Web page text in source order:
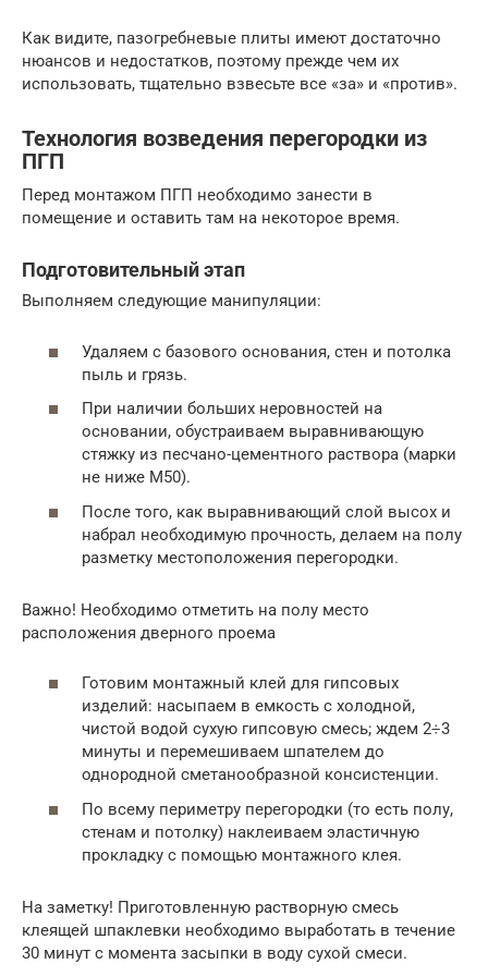
Как видите, пазогребневые плиты имеют достаточно
нюансов и недостатков, поэтому прежде чем их
использовать, тщательно взвесьте все «за» и «против».
Технология возведения перегородки из
ПГП
Перед монтажом ПГП необходимо занести в
помещение и оставить там на некоторое время.
Подготовительный этап
Выполняем следующие манипуляции:
Удаляем с базового основания, стен и потолка
пыль и грязь.
При наличии больших неровностей на
основании, обустраиваем выравнивающую
стяжку из песчано-цементного раствора (марки
не ниже М50).
После того, как выравнивающий слой высох и
набрал необходимую прочность, делаем на полу
разметку местоположения перегородки.
Важно! Необходимо отметить на полу место
расположения дверного проема
Готовим монтажный клей для гипсовых
изделий: насыпаем в емкость с холодной,
чистой водой сухую гипсовую смесь; ждем 2÷3
минуты и перемешиваем шпателем до
однородной сметанообразной консистенции.
По всему периметру перегородки (то есть полу,
стенам и потолку) наклеиваем эластичную
прокладку с помощью монтажного клея.
На заметку! Приготовленную растворную смесь
клеящей шпаклевки необходимо выработать в течение
30 минут с момента засыпки в воду сухой смеси.